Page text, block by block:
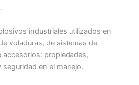
industriales utilizados en
voladuras, de sistemas de
accesorios: propiedades,
seguridad en el manejo.